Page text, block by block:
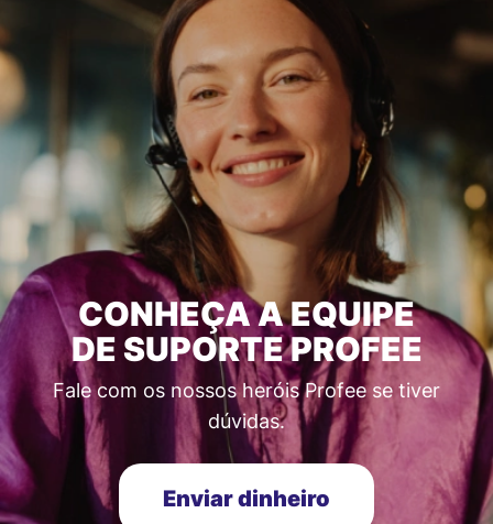
CONHEÇA A EQUIPE
DE SUPORTE PROFEE
Fale com os nossos heróis Profee se tiver
dúvidas.
Enviar dinheiro